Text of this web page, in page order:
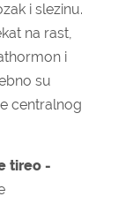
i slezinu.
na rast,
i
su
centralnog
tireo -